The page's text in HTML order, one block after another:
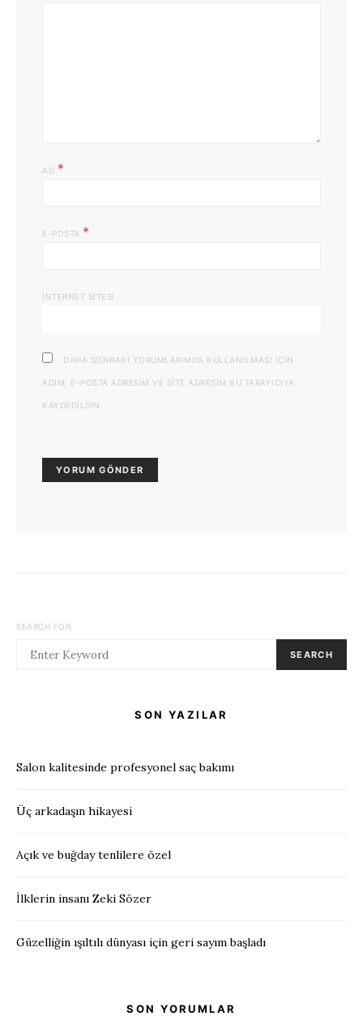
AD *
E-POSTA *
İNTERNET SITESI
DAHA SONRAKI YORUMLARIMDA KULLANILMASI IÇIN
ADIM, E-POSTA ADRESIM VE SITE ADRESIM BU TARAYICIYA
KAYDEDILSIN.
SEARCH FOR:
SEARCH
SON YAZILAR
Salon kalitesinde profesyonel saç bakımı
Üç arkadaşın hikayesi
Açık ve buğday tenlilere özel
İlklerin insanı Zeki Sözer
Güzelliğin ışıltılı dünyası için geri sayım başladı
SON YORUMLAR